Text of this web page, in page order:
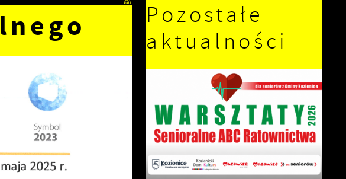
Pozostałe
aktualności